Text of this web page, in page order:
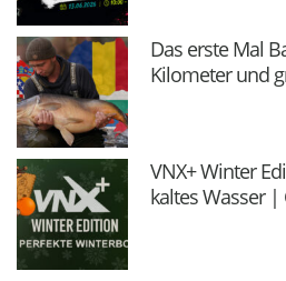
Das erste Mal
Kilometer und
VNX+ Winter
kaltes Wasser |